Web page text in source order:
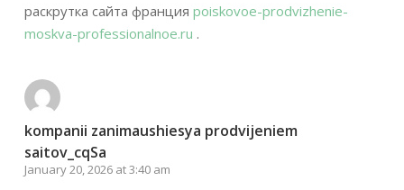
раскрутка сайта франция poiskovoe-prodvizhenie-
moskva-professionalnoe.ru .
kompanii zanimaushiesya prodvijeniem
saitov_cqSa
January 20, 2026 at 3:40 am